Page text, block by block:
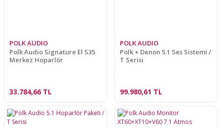
POLK AUDIO
Polk Audio Signature El S35
Merkez Hoparlör
33.784,66 TL
POLK AUDIO
Polk + Denon 5.1 Ses Sistemi /
T Serisi
99.980,61 TL